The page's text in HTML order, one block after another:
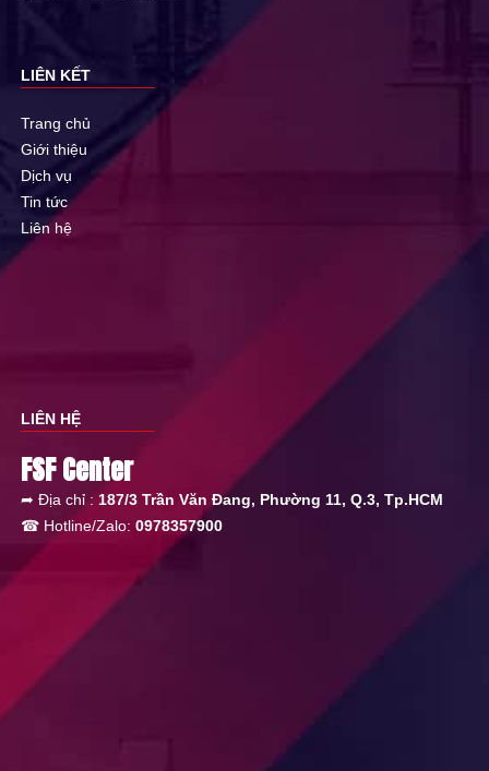
LIÊN KẾT
Trang chủ
Giới thiệu
Dịch vụ
Tin tức
Liên hệ
LIÊN HỆ
FSF Center
➦ Địa chỉ : 187/3 Trần Văn Đang, Phường 11, Q.3, Tp.HCM
☎ Hotline/Zalo: 0978357900